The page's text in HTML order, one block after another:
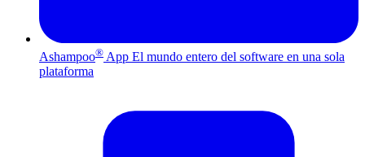
Ashampoo® App El mundo entero del software en una sola
plataforma